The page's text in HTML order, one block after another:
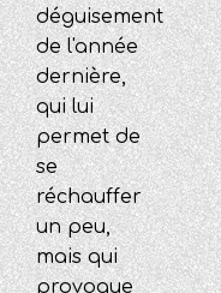
déguisement
de l'année
dernière,
qui lui
permet de
se
réchauffer
un peu,
mais qui
provoque